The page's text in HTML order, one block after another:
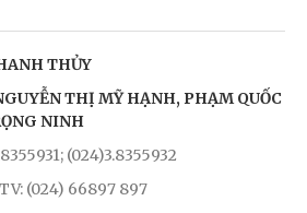
THỦY
THỊ MỸ HẠNH, PHẠM QUỐC
NINH
(024)3.8355932
(024) 66897 897